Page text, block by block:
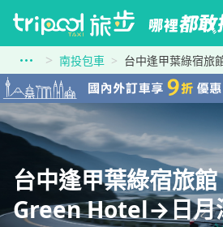
南投包車 台中逢甲葉綠宿旅館
台中逢甲葉綠宿旅
Green Hotel→日月